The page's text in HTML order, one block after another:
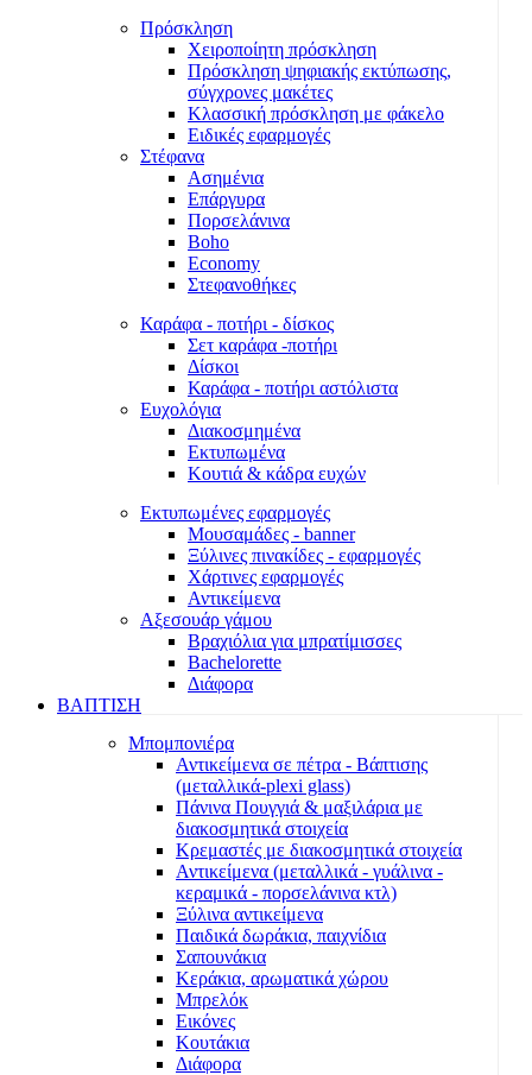
Πρόσκληση
Χειροποίητη πρόσκληση
Πρόσκληση ψηφιακής εκτύπωσης,
σύγχρονες μακέτες
Κλασσική πρόσκληση με φάκελο
Ειδικές εφαρμογές
Στέφανα
Ασημένια
Επάργυρα
Πορσελάνινα
Boho
Economy
Στεφανοθήκες
Καράφα - ποτήρι - δίσκος
Σετ καράφα -ποτήρι
Δίσκοι
Καράφα - ποτήρι αστόλιστα
Ευχολόγια
Διακοσμημένα
Εκτυπωμένα
Κουτιά & κάδρα ευχών
Εκτυπωμένες εφαρμογές
Μουσαμάδες - banner
Ξύλινες πινακίδες - εφαρμογές
Χάρτινες εφαρμογές
Αντικείμενα
Αξεσουάρ γάμου
Βραχιόλια για μπρατίμισσες
Bachelorette
Διάφορα
ΒΑΠΤΙΣΗ
Μπομπονιέρα
Αντικείμενα σε πέτρα - Βάπτισης
(μεταλλικά-plexi glass)
Πάνινα Πουγγιά & μαξιλάρια με
διακοσμητικά στοιχεία
Κρεμαστές με διακοσμητικά στοιχεία
Αντικείμενα (μεταλλικά - γυάλινα -
κεραμικά - πορσελάνινα κτλ)
Ξύλινα αντικείμενα
Παιδικά δωράκια, παιχνίδια
Σαπουνάκια
Κεράκια, αρωματικά χώρου
Μπρελόκ
Εικόνες
Κουτάκια
Διάφορα